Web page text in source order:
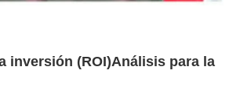
inversión (ROI)Análisis para la